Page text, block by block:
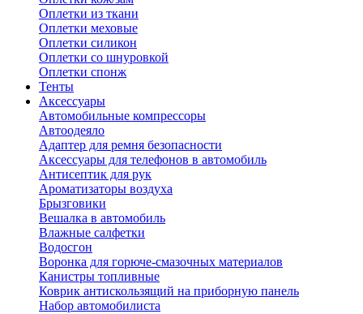
Оплетки из ткани
Оплетки меховые
Оплетки силикон
Оплетки со шнуровкой
Оплетки спонж
Тенты
Аксессуары
Автомобильные компрессоры
Автоодеяло
Адаптер для ремня безопасности
Аксессуары для телефонов в автомобиль
Антисептик для рук
Ароматизаторы воздуха
Брызговики
Вешалка в автомобиль
Влажные салфетки
Водосгон
Воронка для горюче-смазочных материалов
Канистры топливные
Коврик антискользящий на приборную панель
Набор автомобилиста